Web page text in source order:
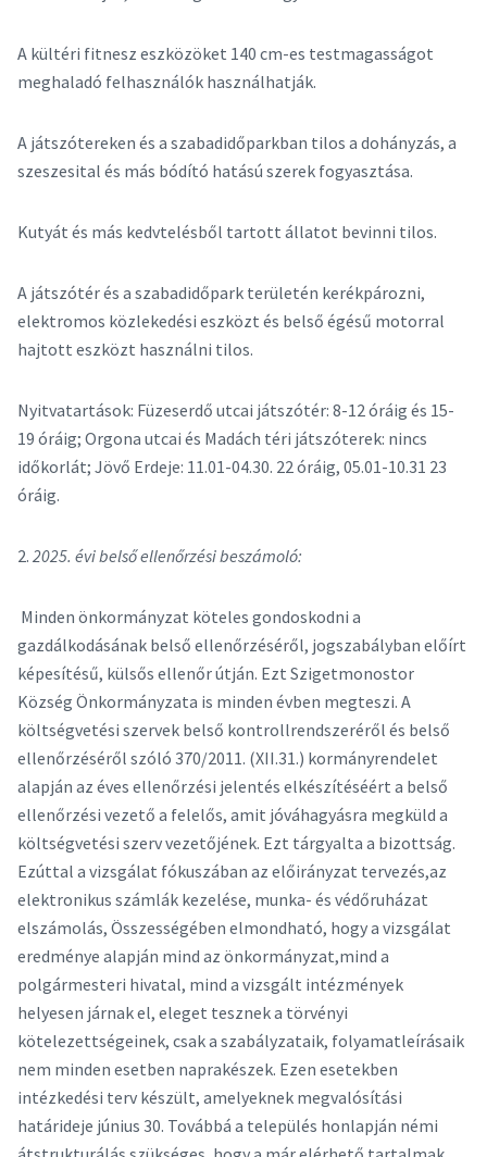
A kültéri fitnesz eszközöket 140 cm-es testmagasságot
meghaladó felhasználók használhatják.
A játszótereken és a szabadidőparkban tilos a dohányzás, a
szeszesital és más bódító hatású szerek fogyasztása.
Kutyát és más kedvtelésből tartott állatot bevinni tilos.
A játszótér és a szabadidőpark területén kerékpározni,
elektromos közlekedési eszközt és belső égésű motorral
hajtott eszközt használni tilos.
Nyitvatartások: Füzeserdő utcai játszótér: 8-12 óráig és 15-
19 óráig; Orgona utcai és Madách téri játszóterek: nincs
időkorlát; Jövő Erdeje: 11.01-04.30. 22 óráig, 05.01-10.31 23
óráig.
2. 2025. évi belső ellenőrzési beszámoló:
Minden önkormányzat köteles gondoskodni a
gazdálkodásának belső ellenőrzéséről, jogszabályban előírt
képesítésű, külsős ellenőr útján. Ezt Szigetmonostor
Község Önkormányzata is minden évben megteszi. A
költségvetési szervek belső kontrollrendszeréről és belső
ellenőrzéséről szóló 370/2011. (XII.31.) kormányrendelet
alapján az éves ellenőrzési jelentés elkészítéséért a belső
ellenőrzési vezető a felelős, amit jóváhagyásra megküld a
költségvetési szerv vezetőjének. Ezt tárgyalta a bizottság.
Ezúttal a vizsgálat fókuszában az előirányzat tervezés,az
elektronikus számlák kezelése, munka- és védőruházat
elszámolás, Összességében elmondható, hogy a vizsgálat
eredménye alapján mind az önkormányzat,mind a
polgármesteri hivatal, mind a vizsgált intézmények
helyesen járnak el, eleget tesznek a törvényi
kötelezettségeinek, csak a szabályzataik, folyamatleírásaik
nem minden esetben naprakészek. Ezen esetekben
intézkedési terv készült, amelyeknek megvalósítási
határideje június 30. Továbbá a település honlapján némi